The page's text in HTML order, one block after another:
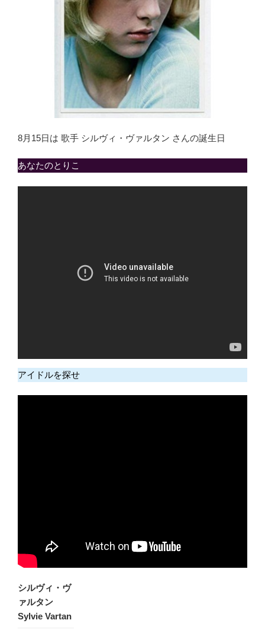
8月15日は 歌手 シルヴィ・ヴァルタン さんの誕生日
あなたのとりこ
アイドルを探せ
シルヴィ・ヴ
ァルタン
Sylvie Vartan